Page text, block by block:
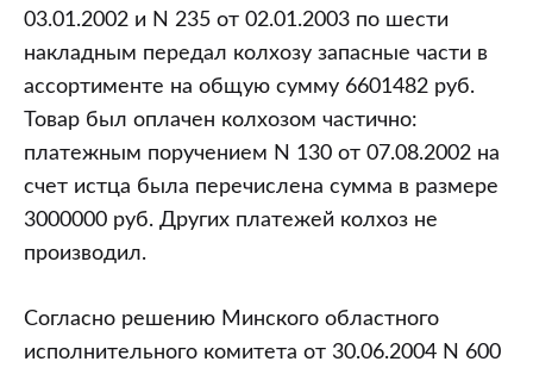
03.01.2002 и N 235 от 02.01.2003 по шести
накладным передал колхозу запасные части в
ассортименте на общую сумму 6601482 руб.
Товар был оплачен колхозом частично:
платежным поручением N 130 от 07.08.2002 на
счет истца была перечислена сумма в размере
3000000 руб. Других платежей колхоз не
производил.
Согласно решению Минского областного
исполнительного комитета от 30.06.2004 N 600